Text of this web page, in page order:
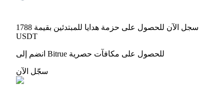
سجل الآن للحصول على حزمة هدايا للمبتدئين بقيمة 1788
USDT
انضم إلى Bitrue للحصول على مكافآت حصرية
سجّل الآن